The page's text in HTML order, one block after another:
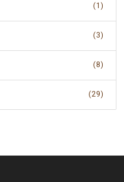
(1)
(3)
(8)
(29)